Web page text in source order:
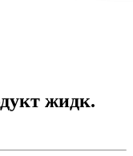
жидк.